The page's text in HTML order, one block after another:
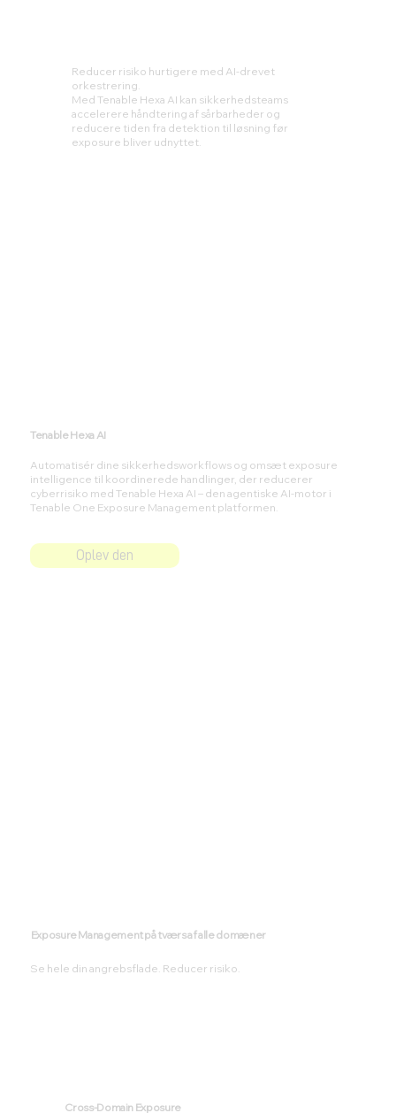
Reducer risiko hurtigere med AI-drevet
orkestrering.
Med Tenable Hexa AI kan sikkerhedsteams
accelerere håndtering af sårbarheder og
reducere tiden fra detektion til løsning før
exposure bliver udnyttet.
Tenable Hexa AI
Automatisér dine sikkerhedsworkflows og omsæt exposure
intelligence til koordinerede handlinger, der reducerer
cyberrisiko med Tenable Hexa AI – den agentiske AI-motor i
Tenable One Exposure Management platformen.
Oplev den
Exposure Management på tværs af alle domæner
Se hele din angrebsflade. Reducer risiko.
Cross-Domain Exposure